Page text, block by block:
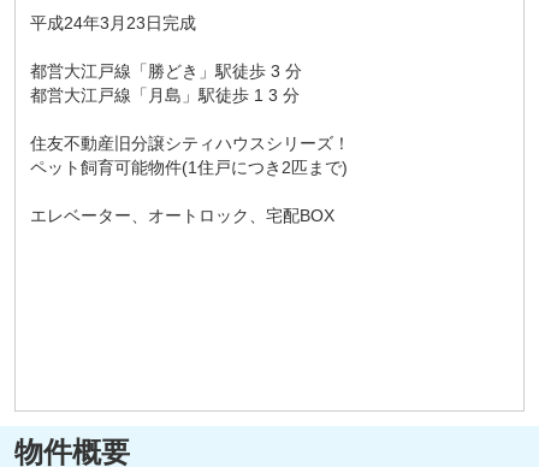
平成24年3月23日完成
都営大江戸線「勝どき」駅徒歩 3 分
都営大江戸線「月島」駅徒歩 1 3 分
住友不動産旧分譲シティハウスシリーズ！
ペット飼育可能物件(1住戸につき2匹まで)
エレベーター、オートロック、宅配BOX
物件概要